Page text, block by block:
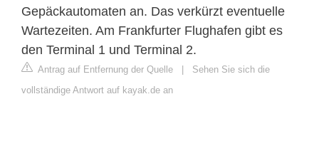
Gepäckautomaten an. Das verkürzt eventuelle
Wartezeiten. Am Frankfurter Flughafen gibt es
den Terminal 1 und Terminal 2.
Antrag auf Entfernung der Quelle | Sehen Sie sich die
vollständige Antwort auf kayak.de an